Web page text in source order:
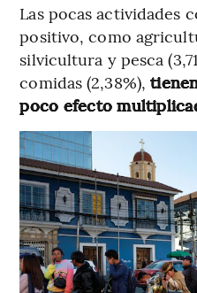
Las pocas actividades
positivo, como
silvicultura y pesca
comidas (2,38%),
poco efecto